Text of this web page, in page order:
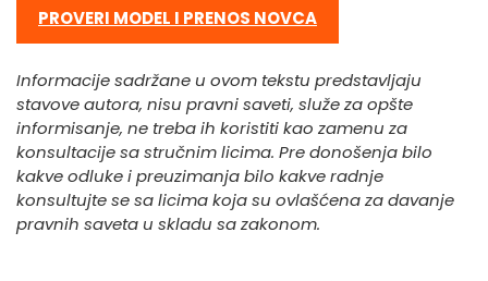
PROVERI MODEL I PRENOS NOVCA
Informacije sadržane u ovom tekstu predstavljaju
stavove autora, nisu pravni saveti, služe za opšte
informisanje, ne treba ih koristiti kao zamenu za
konsultacije sa stručnim licima. Pre donošenja bilo
kakve odluke i preuzimanja bilo kakve radnje
konsultujte se sa licima koja su ovlašćena za davanje
pravnih saveta u skladu sa zakonom.